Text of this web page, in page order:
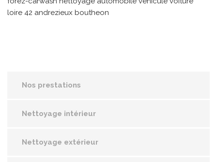
loire 42 andrezieux boutheon
Nos prestations
Nettoyage intérieur
Nettoyage extérieur